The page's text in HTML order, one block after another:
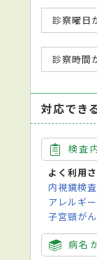
診察曜日
診察時間
対応でき
検査
よく利用
内視鏡検査
アレルギ
子宮頸が
病名